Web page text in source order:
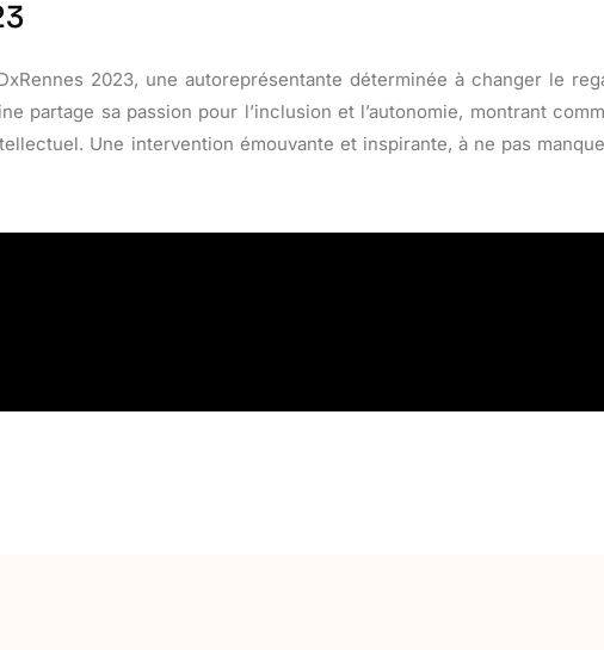
2023, une autoreprésentante déterminée à changer le
partage sa passion pour l’inclusion et l’autonomie, montrant
Une intervention émouvante et inspirante, à ne pas